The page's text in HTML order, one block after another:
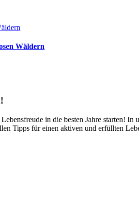
Wäldern
in die besten Jahre starten! In
Tipps für einen aktiven und erfüllten